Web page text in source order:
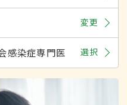
変更
感染症専門医 選択